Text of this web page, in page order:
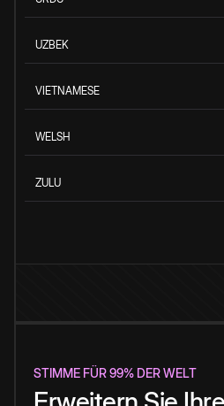
UZBEK
VIETNAMESE
WELSH
ZULU
STIMME FÜR 99% DER WELT